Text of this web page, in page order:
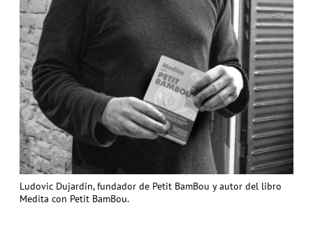
Ludovic Dujardin, fundador de Petit BamBou y autor del libro
Medita con Petit BamBou.